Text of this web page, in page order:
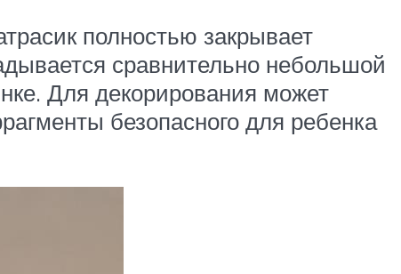
полностью закрывает
сравнительно небольшой
Для декорирования может
безопасного для ребенка